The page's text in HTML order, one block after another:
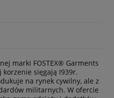
marki FOSTEX® Garments
korzenie sięgają I939r.
na rynek cywilny, ale z
militarnych. W ofercie